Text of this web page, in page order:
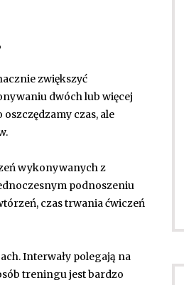
zwiększyć
dwóch lub więcej
czas, ale
wykonywanych z
podnoszeniu
czas trwania ćwiczeń
Interwały polegają na
treningu jest bardzo